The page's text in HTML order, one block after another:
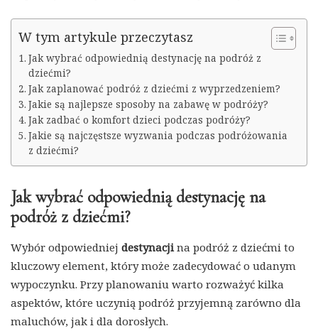
W tym artykule przeczytasz
Jak wybrać odpowiednią destynację na podróż z
dziećmi?
Jak zaplanować podróż z dziećmi z wyprzedzeniem?
Jakie są najlepsze sposoby na zabawę w podróży?
Jak zadbać o komfort dzieci podczas podróży?
Jakie są najczęstsze wyzwania podczas podróżowania
z dziećmi?
Jak wybrać odpowiednią destynację na
podróż z dziećmi?
Wybór odpowiedniej destynacjina podróż z dziećmi to
kluczowy element, który może zadecydować o udanym
wypoczynku. Przy planowaniu warto rozważyć kilka
aspektów, które uczynią podróż przyjemną zarówno dla
maluchów, jak i dla dorosłych.